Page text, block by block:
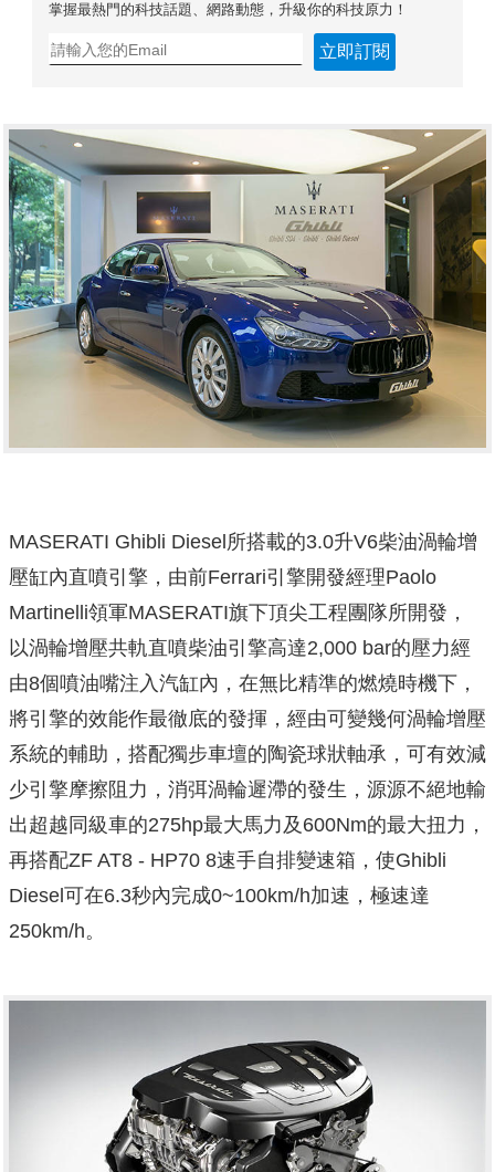
掌握最熱門的科技話題、網路動態，升級你的科技原力！
立即訂閱
MASERATI Ghibli Diesel所搭載的3.0升V6柴油渦輪增
壓缸內直噴引擎，由前Ferrari引擎開發經理Paolo
Martinelli領軍MASERATI旗下頂尖工程團隊所開發，
以渦輪增壓共軌直噴柴油引擎高達2,000 bar的壓力經
由8個噴油嘴注入汽缸內，在無比精準的燃燒時機下，
將引擎的效能作最徹底的發揮，經由可變幾何渦輪增壓
系統的輔助，搭配獨步車壇的陶瓷球狀軸承，可有效減
少引擎摩擦阻力，消弭渦輪遲滯的發生，源源不絕地輸
出超越同級車的275hp最大馬力及600Nm的最大扭力，
再搭配ZF AT8 - HP70 8速手自排變速箱，使Ghibli
Diesel可在6.3秒內完成0~100km/h加速，極速達
250km/h。